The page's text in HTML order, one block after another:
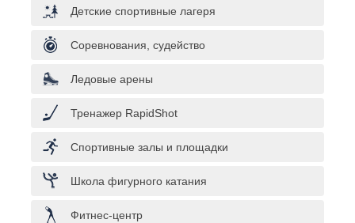
Детские спортивные лагеря
Соревнования, судейство
Ледовые арены
Тренажер RapidShot
Спортивные залы и площадки
Школа фигурного катания
Фитнес-центр